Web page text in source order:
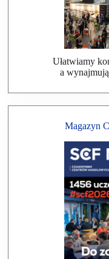
Ułatwiamy
a
Magazyn